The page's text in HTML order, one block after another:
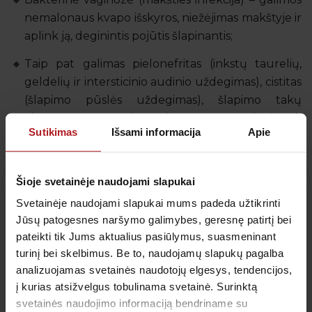
Sutikimas Išsami informacija Apie
Šioje svetainėje naudojami slapukai
Svetainėje naudojami slapukai mums padeda užtikrinti
Jūsų patogesnes naršymo galimybes, geresnę patirtį bei
pateikti tik Jums aktualius pasiūlymus, suasmeninant
turinį bei skelbimus. Be to, naudojamų slapukų pagalba
analizuojamas svetainės naudotojų elgesys, tendencijos,
į kurias atsižvelgus tobulinama svetainė. Surinktą
svetainės naudojimo informaciją bendriname su
nemalonaus kvapo išskyros, niežėjimas makštyje ir
aplink ją, deginintis pojūtis šlapinantis;
Taip pat galimas pielonefritas (inkstų taurelių,
geldelių ir intersticinio audinio uždegimas), cistitas
(šlapimo pūslės uždegimas), šlapimo takų
akmenys, prostatitas (prostatos uždegimas),
endometritas (gimdos gleivinės uždegimas),
cervicitas (gimdos kaklelio uždegimas), infekcinis
nechirurginės žaizdų infekcijos ir kt.;
Besilaukiančiom moterims gali pasireikšti
chorioamnionitas (vaisiaus dangalų uždegimas),
gimti neišnešiotas naujagimis, taip pat galimas
naujagimių plaučių uždegimas, meningitas;
Šios bakterijos infekcija gali būti nevaisingumo